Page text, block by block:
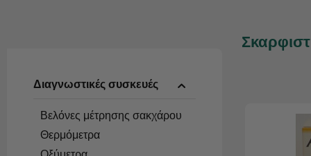
Διαγνωστικές συσκευές
Βελόνες μέτρησης σακχάρου
Θερμόμετρα